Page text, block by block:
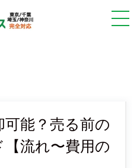
能？売る前の
流れ〜費用の